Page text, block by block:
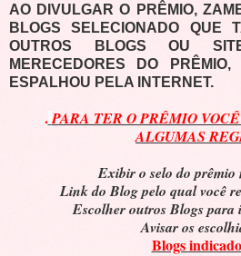
AO DIVULGAR O PRÊMIO,
BLOGS SELECIONADO QUE
OUTROS BLOGS OU
MERECEDORES DO
ESPALHOU PELA INTERNET.
.PARA TER O PRÊMIO
ALGUMAS
Exibir o selo do prêmio
Link do Blog pelo qual você
Escolher outros Blogs para
Avisar os
Blogs